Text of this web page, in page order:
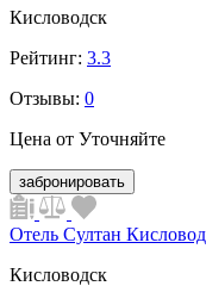
Кисловодск
Рейтинг: 3.3
Отзывы: 0
Цена от Уточняйте
забронировать
Отель Султан
Кисловодск